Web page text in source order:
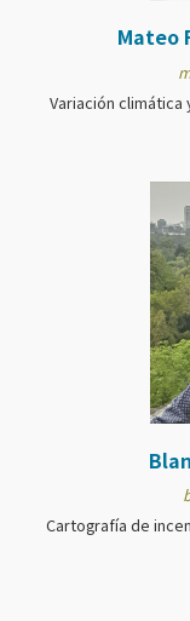
Mateo
Variación climática
Cartografía de